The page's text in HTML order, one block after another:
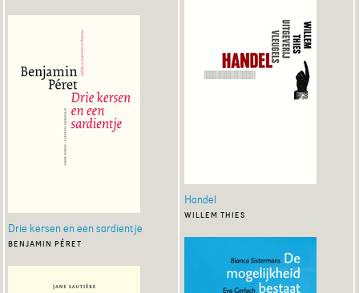
Drie kersen en een sardientje
benjamin péret
Handel
willem thies